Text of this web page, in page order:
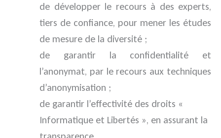
de développer le recours à des experts,
tiers de confiance, pour mener les études
de mesure de la diversité ;
de garantir la confidentialité et
l’anonymat, par le recours aux techniques
d’anonymisation ;
de garantir l’effectivité des droits «
Informatique et Libertés », en assurant la